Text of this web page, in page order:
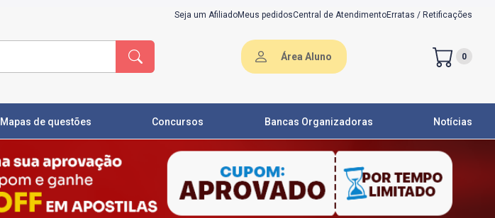
Seja um AfiliadoMeus pedidosCentral de AtendimentoErratas / Retificações
Área Aluno 0
Mapas de questões Concursos Bancas Organizadoras Notícias